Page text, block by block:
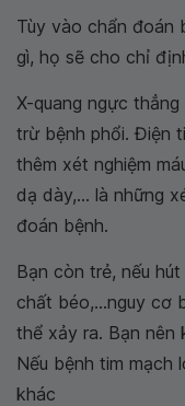
Tùy vào chẩn đoán
gì, họ sẽ cho chỉ
X-quang ngực
trừ bệnh phổi. Điện
thêm xét nghiệm
dạ dày,... là những
đoán bệnh.
Bạn còn trẻ, nếu
chất béo,...nguy cơ
thể xảy ra. Bạn nên
Nếu bệnh tim mạch
khác